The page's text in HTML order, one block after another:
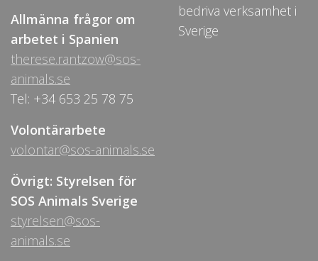
Allmänna frågor om
arbetet i Spanien
therese.rantzow@sos-
animals.se
Tel: +34 653 25 78 75
Volontärarbete
volontar@sos-animals.se
Övrigt: Styrelsen för
SOS Animals Sverige
styrelsen@sos-
animals.se
bedriva verksamhet i
Sverige